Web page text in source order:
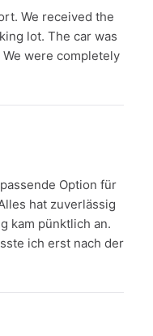
We received the
lot. The car was
were completely
Option für
hat zuverlässig
kam pünktlich an.
ich erst nach der